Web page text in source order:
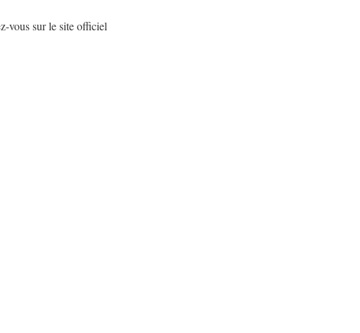
vous sur le site officiel